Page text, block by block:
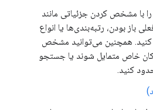
با مشخص کردن جزئیاتی مانند
بودن، رتبه‌بندی‌ها یا انواع
همچنین می‌توانید مشخص
خاص متمایل شوند یا جستجو
کنید.